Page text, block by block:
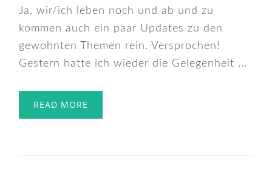
Ja, wir/ich leben noch und ab und zu
kommen auch ein paar Updates zu den
gewohnten Themen rein. Versprochen!
Gestern hatte ich wieder die Gelegenheit ...
READ MORE